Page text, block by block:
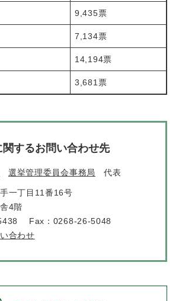
9,435票
7,134票
14,194票
3,681票
関するお問い合わせ先
選挙管理委員会事務局 代表
一丁目11番16号
4階
Fax：0268-26-5048
合わせ